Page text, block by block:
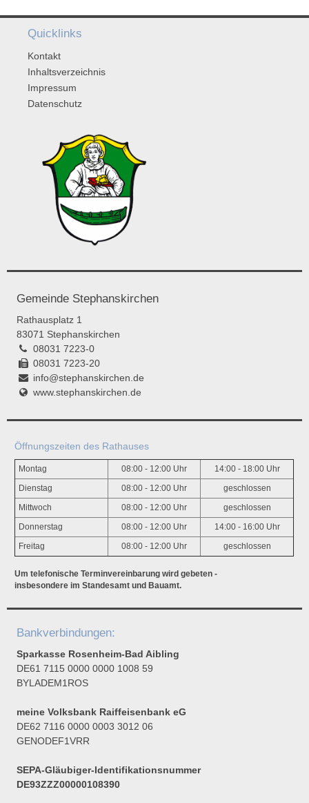
Quicklinks
Kontakt
Inhaltsverzeichnis
Impressum
Datenschutz
Gemeinde Stephanskirchen
Rathausplatz 1
83071 Stephanskirchen
08031 7223-0
08031 7223-20
info@stephanskirchen.de
www.stephanskirchen.de
Öffnungszeiten des Rathauses
Montag 08:00 - 12:00 Uhr 14:00 - 18:00 Uhr
Dienstag 08:00 - 12:00 Uhr geschlossen
Mittwoch 08:00 - 12:00 Uhr geschlossen
Donnerstag 08:00 - 12:00 Uhr 14:00 - 16:00 Uhr
Freitag 08:00 - 12:00 Uhr geschlossen
Um telefonische Terminvereinbarung wird gebeten -
insbesondere im Standesamt und Bauamt.
Bankverbindungen:
Sparkasse Rosenheim-Bad Aibling
DE61 7115 0000 0000 1008 59
BYLADEM1ROS
meine Volksbank Raiffeisenbank eG
DE62 7116 0000 0003 3012 06
GENODEF1VRR
SEPA-Gläubiger-Identifikationsnummer
DE93ZZZ00000108390